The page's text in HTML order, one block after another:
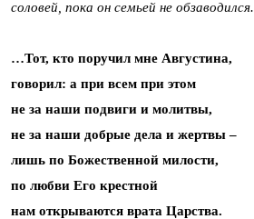
соловей, пока он семьей не обзаводился.
…Тот, кто поручил мне Августина,
говорил: а при всем при этом
не за наши подвиги и молитвы,
не за наши добрые дела и жертвы –
лишь по Божественной милости,
по любви Его крестной
нам открываются врата Царства.